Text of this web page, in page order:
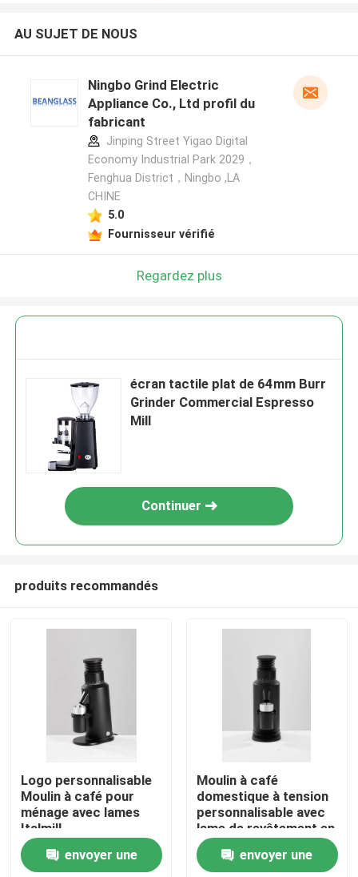
Maison
Produits
AU SUJET DE NOUS
Ningbo Grind Electric
Appliance Co., Ltd profil du
fabricant
Jinping Street Yigao Digital
Economy Industrial Park 2029，
Fenghua District，Ningbo ,LA
CHINE
5.0
Fournisseur vérifié
Regardez plus
écran tactile plat de 64mm Burr
Grinder Commercial Espresso
Mill
Continuer
produits recommandés
Logo personnalisable
Moulin à café pour
ménage avec lames
Italmill
envoyer une
Moulin à café
domestique à tension
personnalisable avec
lame de revêtement en
titane
envoyer une